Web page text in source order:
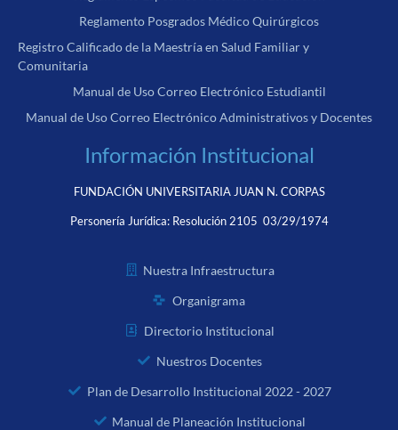
Reglamento Posgrados Médico Quirúrgicos
Registro Calificado de la Maestría en Salud Familiar y
Comunitaria
Manual de Uso Correo Electrónico Estudiantil
Manual de Uso Correo Electrónico Administrativos y Docentes
Información Institucional
FUNDACIÓN UNIVERSITARIA JUAN N. CORPAS
Personería Jurídica: Resolución 2105 03/29/1974
Nuestra Infraestructura
Organigrama
Directorio Institucional
Nuestros Docentes
Plan de Desarrollo Institucional 2022 - 2027
Manual de Planeación Institucional